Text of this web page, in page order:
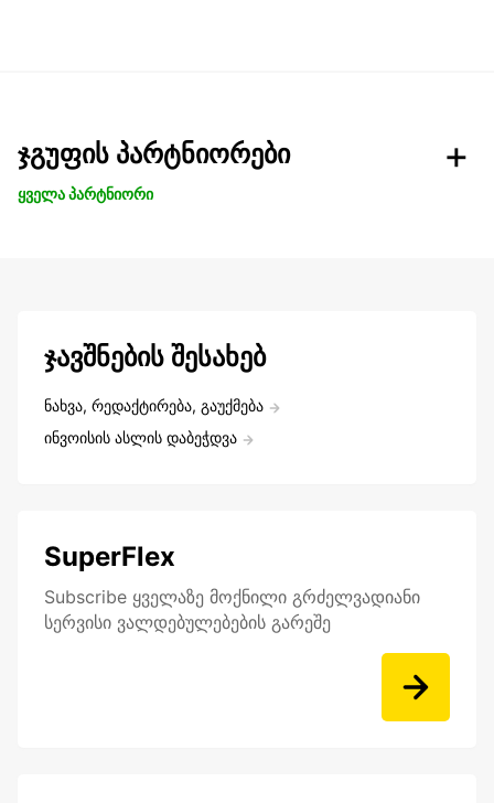
ჯგუფის პარტნიორები
ყველა პარტნიორი
ჯავშნების შესახებ
ნახვა, რედაქტირება, გაუქმება
ინვოისის ასლის დაბეჭდვა
SuperFlex
Subscribe ყველაზე მოქნილი გრძელვადიანი
სერვისი ვალდებულებების გარეშე